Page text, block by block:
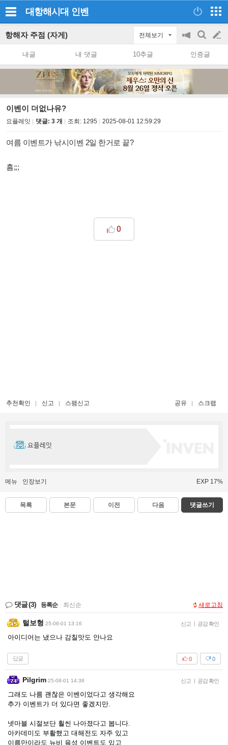
대항해시대 인벤
항해자 주점 (자게) 전체보기
공
on/off
검
색
글
쓰
내글 내 댓글 10추글 인증글
이벤이 더없나유?
요플레잇 댓글: 3 개 조회: 1295 2025-08-01 12:59:29
여름 이벤트가 낚시이벤 2일 한거로 끝?
흠;;;
0
추천확인 신고 스팸신고 공유 스크랩
요플레잇
메뉴 인장보기 EXP 17%
목록 본문 이전 다음 댓글쓰기
댓글(3) 등록순 최신순 새로고침
털보형 25-08-01 13:16 신고 | 공감 확인
아이디어는 냈으나 감칠맛도 안나요
답글 0
0
Pilgrim 25-08-01 14:38 신고 | 공감 확인
그래도 나름 괜찮은 이벤이었다고 생각해요
추가 이벤트가 더 있다면 좋겠지만.
넷마블 시절보단 훨씬 나아졌다고 봅니다.
아카데미도 부활했고 대해전도 자주 있고
이름만이라도 뉴비 육성 이벤트도 있고